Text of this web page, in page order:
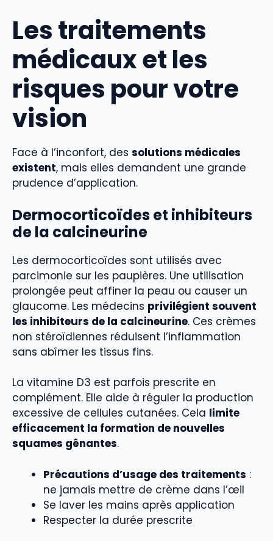
Les traitements
médicaux et les
risques pour votre
vision
Face à l’inconfort, des solutions médicales
existent, mais elles demandent une grande
prudence d’application.
Dermocorticoïdes et inhibiteurs
de la calcineurine
Les dermocorticoïdes sont utilisés avec
parcimonie sur les paupières. Une utilisation
prolongée peut affiner la peau ou causer un
glaucome. Les médecins privilégient souvent
les inhibiteurs de la calcineurine. Ces crèmes
non stéroïdiennes réduisent l’inflammation
sans abîmer les tissus fins.
La vitamine D3 est parfois prescrite en
complément. Elle aide à réguler la production
excessive de cellules cutanées. Cela limite
efficacement la formation de nouvelles
squames gênantes.
Précautions d’usage des traitements :
ne jamais mettre de crème dans l’œil
Se laver les mains après application
Respecter la durée prescrite